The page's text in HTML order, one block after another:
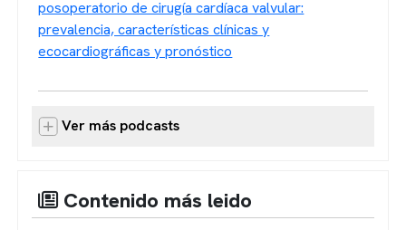
posoperatorio de cirugía cardíaca valvular:
prevalencia, características clínicas y
ecocardiográficas y pronóstico
Ver más podcasts
Contenido más leido